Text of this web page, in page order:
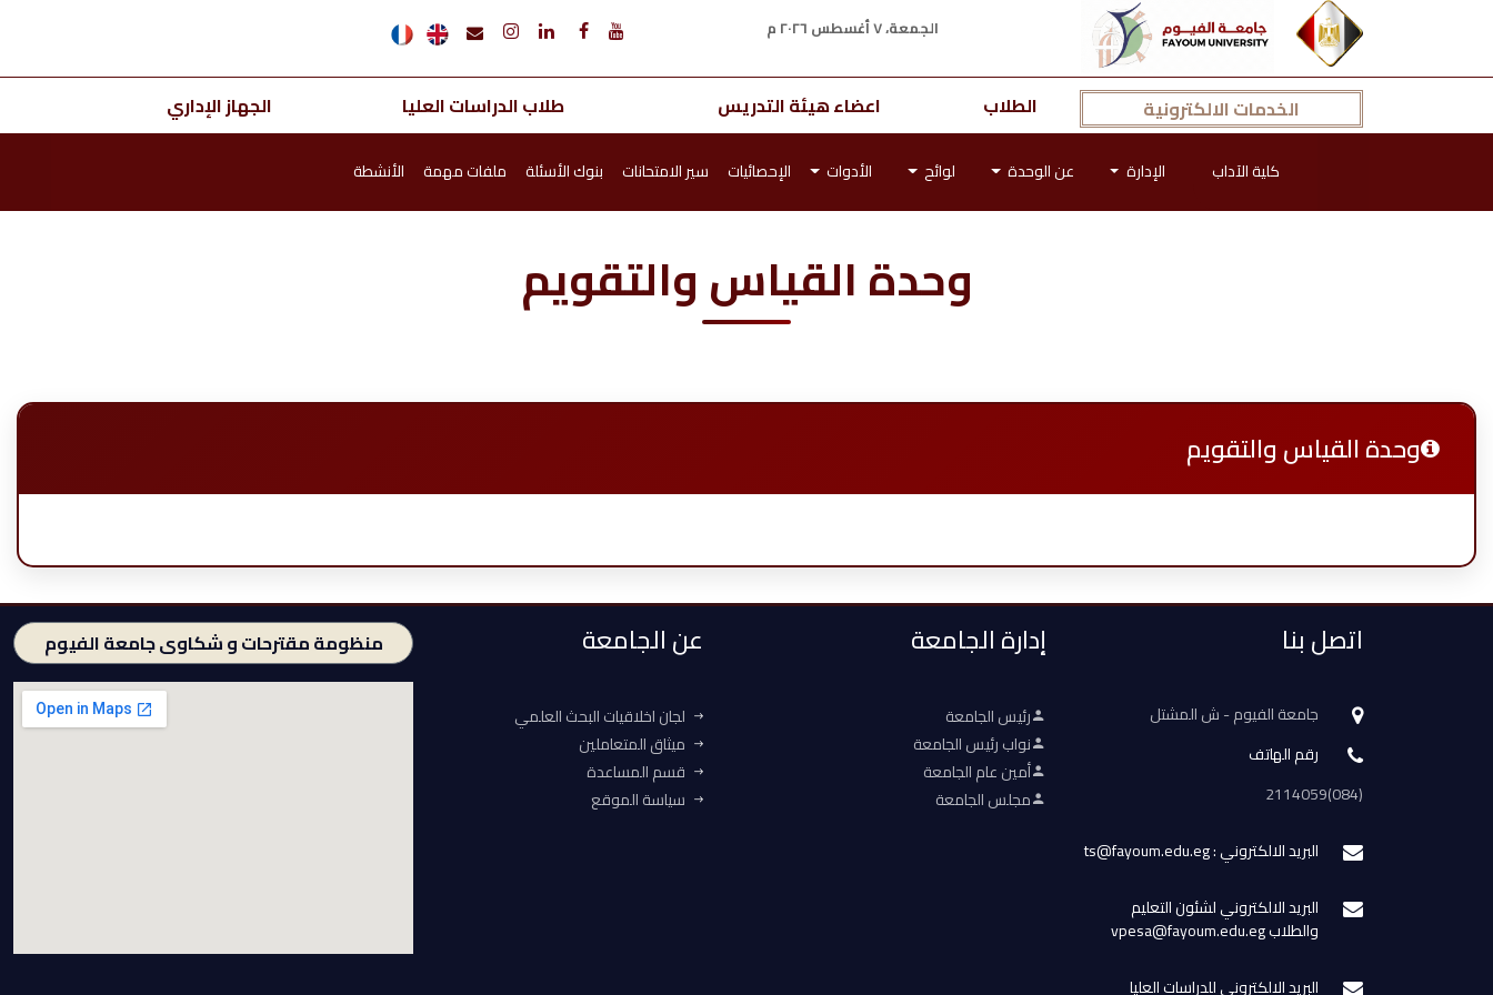
الجمعة، ٧ أغسطس ٢٠٢٦ م
الخدمات الالكترونية الطلاب اعضاء هيئة التدريس طلاب الدراسات العليا الجهاز الإداري
كلية الآداب الإدارة عن الوحدة لوائح الأدوات الإحصائيات سير الامتحانات بنوك الأسئلة ملفات مهمة الأنشطة
وحدة القياس والتقويم
وحدة القياس والتقويم
اتصل بنا
جامعة الفيوم - ش المشتل
رقم الهاتف
(084)2114059
البريد الالكتروني : ts@fayoum.edu.eg
البريد الالكتروني لشئون التعليم
والطلاب vpesa@fayoum.edu.eg
البريد الالكتروني للدراسات العليا
إدارة الجامعة
رئيس الجامعة
نواب رئيس الجامعة
أمين عام الجامعة
مجلس الجامعة
عن الجامعة
لجان اخلاقيات البحث العلمي
ميثاق المتعاملين
قسم المساعدة
سياسة الموقع
منظومة مقترحات و شكاوى جامعة الفيوم